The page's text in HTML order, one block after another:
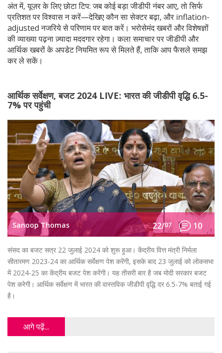
अंत में, यूज़र के लिए छोटा टिप: जब कोई बड़ा जीडीपी नंबर आए, तो सिर्फ
प्रतिशत पर विश्वास न करें—देखिए कौन सा सेक्टर बढ़ा, और inflation-
adjusted नजरिये से परिणाम पर बात करें। भरोसेमंद खबरों और विशेषज्ञों
की व्याख्या पढ़ना ज़्यादा मददगार रहेगा। कला समाचार पर जीडीपी और
आर्थिक खबरों के अपडेट नियमित रूप से मिलते हैं, ताकि आप फैसले समझ
कर ले सकें।
आर्थिक सर्वेक्षण, बजट 2024 LIVE: भारत की जीडीपी वृद्धि 6.5-
7% पर पहुंची
Sanoop Thomas 22/07 10
संसद का बजट सत्र 22 जुलाई 2024 को शुरू हुआ। केंद्रीय वित्त मंत्री निर्मला
सीतारमण 2023-24 का आर्थिक सर्वेक्षण पेश करेंगी, इसके बाद 23 जुलाई को लोकसभा
में 2024-25 का केंद्रीय बजट पेश करेंगी। यह तीसरी बार है जब मोदी सरकार बजट
पेश करेगी। आर्थिक सर्वेक्षण में भारत की वास्तविक जीडीपी वृद्धि दर 6.5-7% बताई गई
है।
आगे पढ़ें...